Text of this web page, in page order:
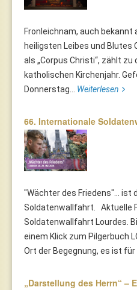
Fronleichnam, auch bekannt
heiligsten Leibes und Blutes
als „Corpus Christi“, zählt
katholischen Kirchenjahr.
Donnerstag... Weiterlesen
66. Internationale
"Wächter des Friedens"... ist
Soldatenwallfahrt. Aktuelle
Soldatenwallfahrt Lourdes.
einem Klick zum Pilgerbuch
Ort der Begegnung, es ist für
„Darstellung des Herrn“ –